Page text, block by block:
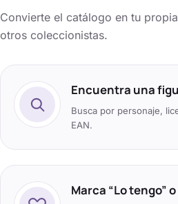
Convierte el catálogo en tu
otros coleccionistas.
Encuentra una
Busca por personaje,
EAN.
Marca “Lo tengo”